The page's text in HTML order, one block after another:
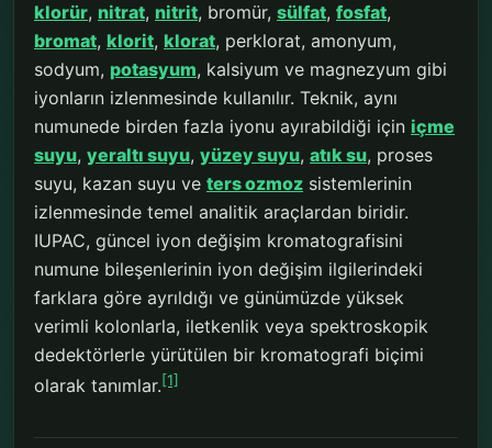
klorür, nitrat, nitrit, bromür, sülfat, fosfat,
bromat, klorit, klorat, perklorat, amonyum,
sodyum, potasyum, kalsiyum ve magnezyum gibi
iyonların izlenmesinde kullanılır. Teknik, aynı
numunede birden fazla iyonu ayırabildiği için içme
suyu, yeraltı suyu, yüzey suyu, atık su, proses
suyu, kazan suyu ve ters ozmoz sistemlerinin
izlenmesinde temel analitik araçlardan biridir.
IUPAC, güncel iyon değişim kromatografisini
numune bileşenlerinin iyon değişim ilgilerindeki
farklara göre ayrıldığı ve günümüzde yüksek
verimli kolonlarla, iletkenlik veya spektroskopik
dedektörlerle yürütülen bir kromatografi biçimi
olarak tanımlar.[1]